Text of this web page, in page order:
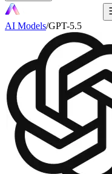
AI Models/GPT-5.5